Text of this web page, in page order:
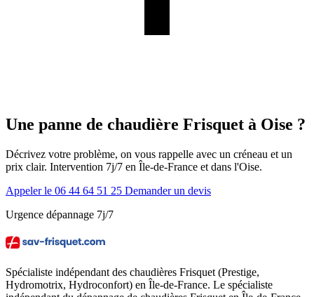
Une panne de chaudière Frisquet à Oise ?
Décrivez votre problème, on vous rappelle avec un créneau et un
prix clair. Intervention 7j/7 en Île-de-France et dans l'Oise.
Appeler le 06 44 64 51 25 Demander un devis
Urgence dépannage 7j/7
Spécialiste indépendant des chaudières Frisquet (Prestige,
Hydromotrix, Hydroconfort) en Île-de-France. Le spécialiste